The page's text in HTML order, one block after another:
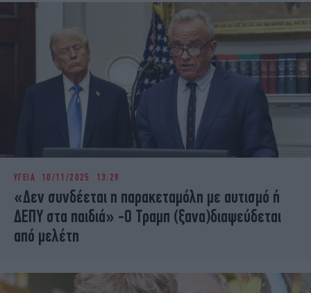
ΥΓΕΙΑ 10/11/2025 13:29
«Δεν συνδέεται η παρακεταμόλη με αυτισμό ή
ΔΕΠΥ στα παιδιά» -Ο Τραμπ (ξανα)διαψεύδεται
από μελέτη